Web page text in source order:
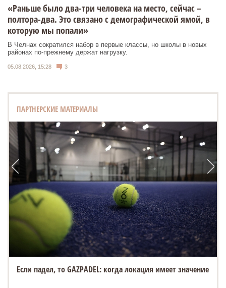
«Раньше было два-три человека на место, сейчас –
полтора-два. Это связано с демографической ямой, в
которую мы попали»
В Челнах сократился набор в первые классы, но школы в новых
районах по-прежнему держат нагрузку.
05.08.2026, 15:28 3
ПАРТНЕРСКИЕ МАТЕРИАЛЫ
Если падел, то GAZPADEL: когда локация имеет значение